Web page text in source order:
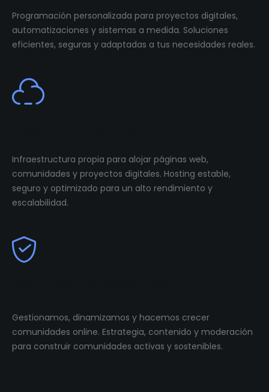
Programación personalizada para proyectos digitales,
automatizaciones y sistemas a medida. Soluciones
eficientes, seguras y adaptadas a tus necesidades reales.
Infraestructura propia para alojar páginas web,
comunidades y proyectos digitales. Hosting estable,
seguro y optimizado para un alto rendimiento y
escalabilidad.
Gestionamos, dinamizamos y hacemos crecer
comunidades online. Estrategia, contenido y moderación
para construir comunidades activas y sostenibles.